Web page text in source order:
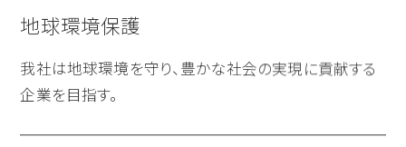
地球環境保護
我社は地球環境を守り、豊かな社会の実現に貢献する
企業を目指す。